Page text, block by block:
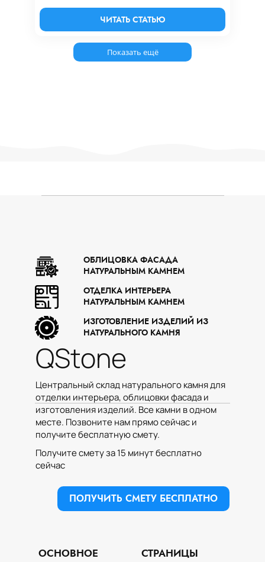
также о преимуществах и красоте.
ЧИТАТЬ СТАТЬЮ
Показать ещё
ОБЛИЦОВКА ФАСАДА
НАТУРАЛЬНЫМ КАМНЕМ
ОТДЕЛКА ИНТЕРЬЕРА
НАТУРАЛЬНЫМ КАМНЕМ
ИЗГОТОВЛЕНИЕ ИЗДЕЛИЙ ИЗ
НАТУРАЛЬНОГО КАМНЯ
QStone
Центральный склад натурального камня для
отделки интерьера, облицовки фасада и
изготовления изделий. Все камни в одном
месте. Позвоните нам прямо сейчас и
получите бесплатную смету.
Получите смету за 15 минут бесплатно
сейчас
ПОЛУЧИТЬ СМЕТУ БЕСПЛАТНО
ОСНОВНОЕ СТРАНИЦЫ